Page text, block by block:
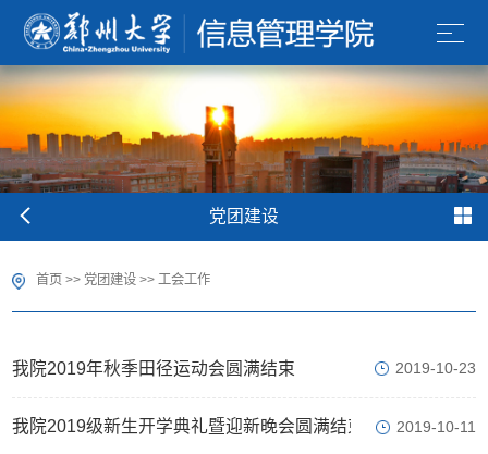
党团建设
首页 >> 党团建设 >>工会工作
我院2019年秋季田径运动会圆满结束 2019-10-23
我院2019级新生开学典礼暨迎新晚会圆满结束 2019-10-11